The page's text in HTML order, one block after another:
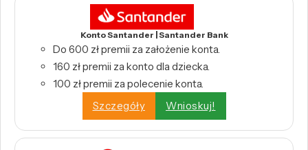
Konto Santander | Santander Bank
Do 600 zł premii za założenie konta.
160 zł premii za konto dla dziecka.
100 zł premii za polecenie konta.
Szczegóły
Wnioskuj!